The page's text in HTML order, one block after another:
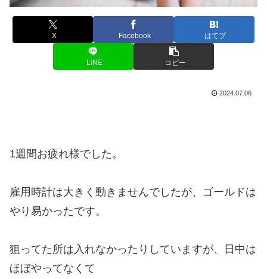
X Facebook はてブ
LINE コピー
2024.07.06
1週間お疲れ様でした。
雇用時計は大きく動きませんでしたが、ゴールドは
やり易かったです。
狙ってた所は入れなかったりしていますが、日中は
ほぼやってなくて